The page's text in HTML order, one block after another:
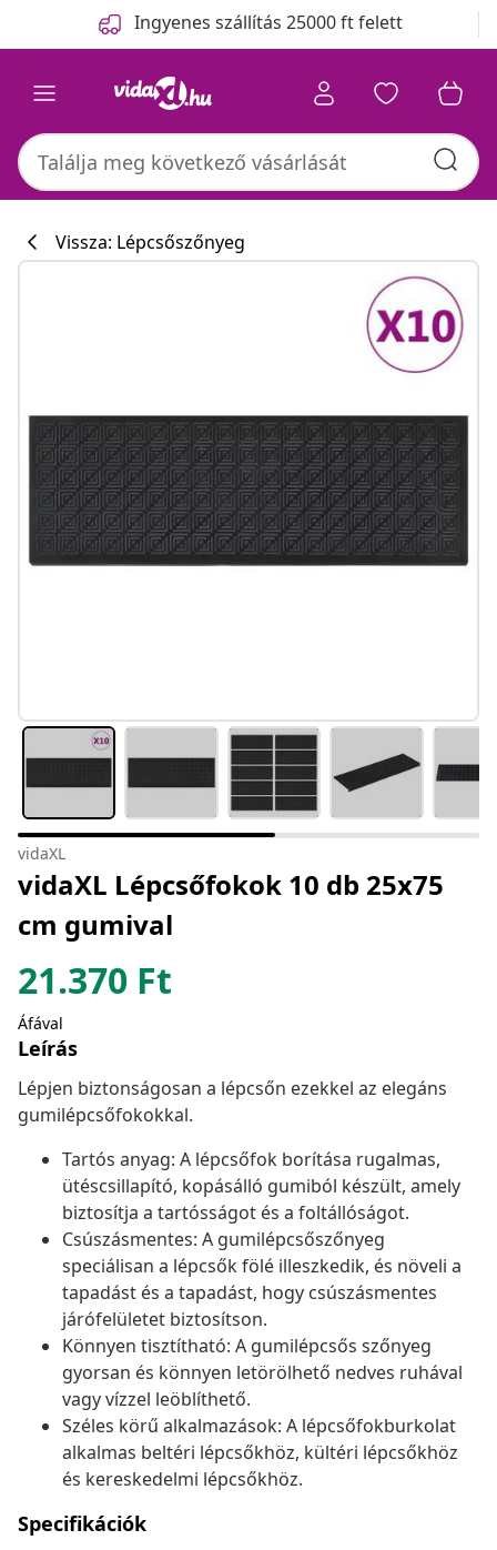
Ingyenes szállítás 25000 ft felett
Vissza: Lépcsőszőnyeg
vidaXL
vidaXL Lépcsőfokok 10 db 25x75
cm gumival
21.370 Ft
Áfával
Leírás
Lépjen biztonságosan a lépcsőn ezekkel az elegáns
gumilépcsőfokokkal.
Tartós anyag: A lépcsőfok borítása rugalmas,
ütéscsillapító, kopásálló gumiból készült, amely
biztosítja a tartósságot és a foltállóságot.
Csúszásmentes: A gumilépcsőszőnyeg
speciálisan a lépcsők fölé illeszkedik, és növeli a
tapadást és a tapadást, hogy csúszásmentes
járófelületet biztosítson.
Könnyen tisztítható: A gumilépcsős szőnyeg
gyorsan és könnyen letörölhető nedves ruhával
vagy vízzel leöblíthető.
Széles körű alkalmazások: A lépcsőfokburkolat
alkalmas beltéri lépcsőkhöz, kültéri lépcsőkhöz
és kereskedelmi lépcsőkhöz.
Specifikációk